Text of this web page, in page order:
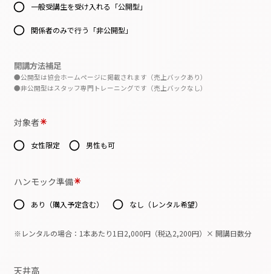
【注意事項】
権利義務を第三者に譲渡してはならない。
甲は乙が、テキスト・制作物・商標など、講座内
また講座の録音・録画・写真撮影・第三者の見学
も不可とし、甲はこれを遵守する。
な講座提供のため、甲は受講者全員に以下の同意